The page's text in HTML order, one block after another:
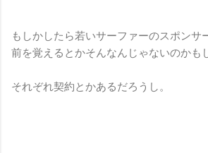
もしかしたら若いサーファーのスポンサ
前を覚えるとかそんなんじゃないのかも
それぞれ契約とかあるだろうし。